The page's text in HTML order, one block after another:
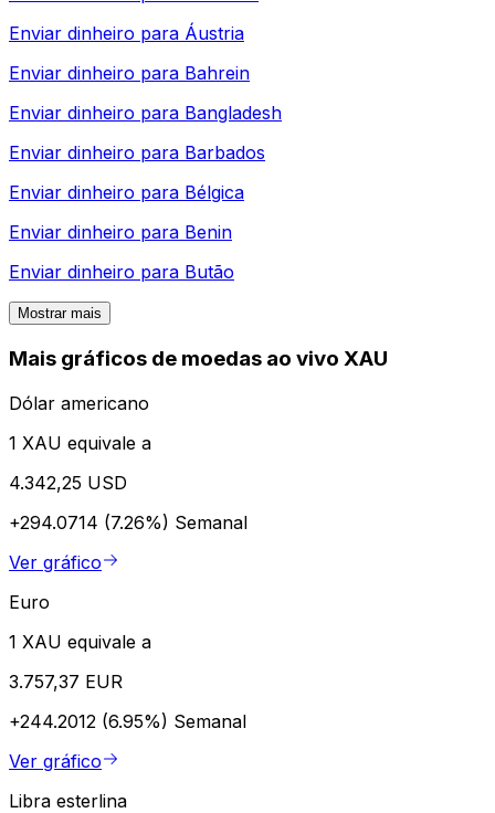
Enviar dinheiro para Áustria
Enviar dinheiro para Bahrein
Enviar dinheiro para Bangladesh
Enviar dinheiro para Barbados
Enviar dinheiro para Bélgica
Enviar dinheiro para Benin
Enviar dinheiro para Butão
Mostrar mais
Mais gráficos de moedas ao vivo XAU
Dólar americano
1 XAU equivale a
4.342,25 USD
+294.0714 (7.26%) Semanal
Ver gráfico
Euro
1 XAU equivale a
3.757,37 EUR
+244.2012 (6.95%) Semanal
Ver gráfico
Libra esterlina